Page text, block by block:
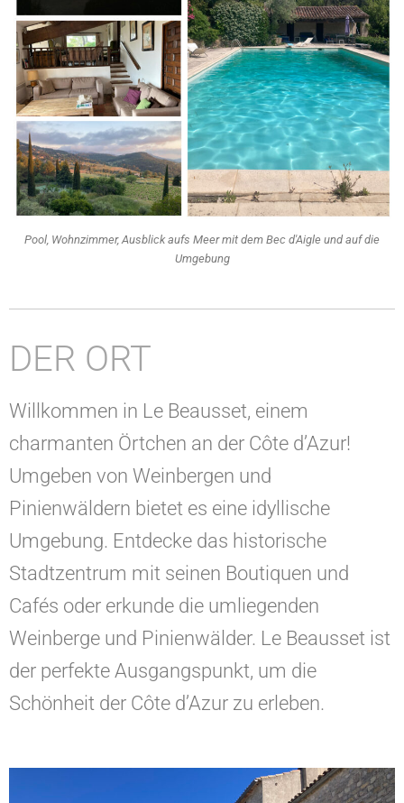
Pool, Wohnzimmer, Ausblick aufs Meer mit dem Bec d'Aigle und auf die
Umgebung
DER ORT
Willkommen in Le Beausset, einem
charmanten Örtchen an der Côte d’Azur!
Umgeben von Weinbergen und
Pinienwäldern bietet es eine idyllische
Umgebung. Entdecke das historische
Stadtzentrum mit seinen Boutiquen und
Cafés oder erkunde die umliegenden
Weinberge und Pinienwälder. Le Beausset ist
der perfekte Ausgangspunkt, um die
Schönheit der Côte d’Azur zu erleben.